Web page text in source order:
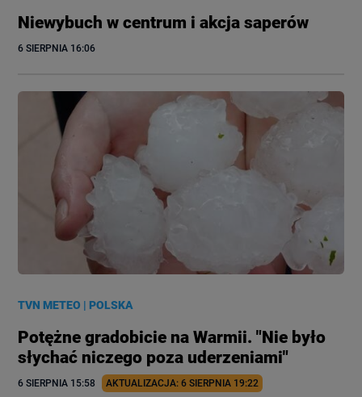
Niewybuch w centrum i akcja saperów
6 SIERPNIA 16:06
TVN METEO |POLSKA
Potężne gradobicie na Warmii. "Nie było
słychać niczego poza uderzeniami"
6 SIERPNIA 15:58 AKTUALIZACJA: 6 SIERPNIA 19:22